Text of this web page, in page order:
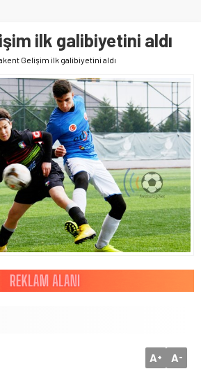
ilk galibiyetini aldı
Gelişim ilk galibiyetini aldı
A+ A-